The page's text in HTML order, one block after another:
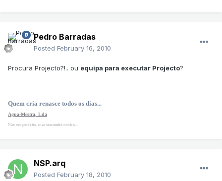
Pedro Barradas
Posted February 16, 2010
Procura Projecto?!.. ou equipa para executar Projecto?
Quem cria renasce todos os dias...
Agua-Mestra, Lda
Não sou perfeito, mas sou muito critico...
NSP.arq
Posted February 18, 2010